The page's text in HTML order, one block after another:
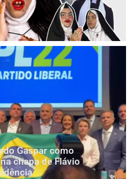
Gaspar como
chapa de Flávio